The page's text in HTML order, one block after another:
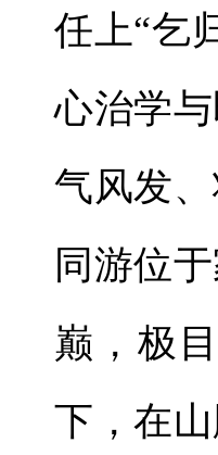
任上“乞
心治学
气风发
同游位
巅，极
下，在